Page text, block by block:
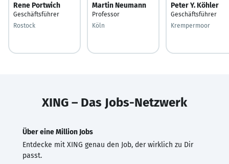
Rene Portwich
Geschäftsführer
Rostock
Martin Neumann
Professor
Köln
Peter Y. Köhler
Geschäftsführer
Krempermoor
XING – Das Jobs-Netzwerk
Über eine Million Jobs
Entdecke mit XING genau den Job, der wirklich zu Dir
passt.